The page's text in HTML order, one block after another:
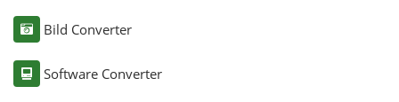
Bild Converter
Software Converter